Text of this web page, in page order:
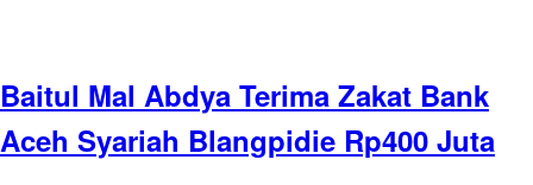
Baitul Mal Abdya Terima Zakat Bank
Aceh Syariah Blangpidie Rp400 Juta